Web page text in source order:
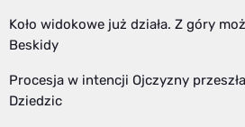
Koło widokowe już działa. Z góry
Beskidy
Procesja w intencji Ojczyzny
Dziedzic